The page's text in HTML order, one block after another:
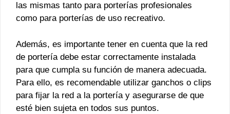
las mismas tanto para porterías profesionales
como para porterías de uso recreativo.
Además, es importante tener en cuenta que la red
de portería debe estar correctamente instalada
para que cumpla su función de manera adecuada.
Para ello, es recomendable utilizar ganchos o clips
para fijar la red a la portería y asegurarse de que
esté bien sujeta en todos sus puntos.